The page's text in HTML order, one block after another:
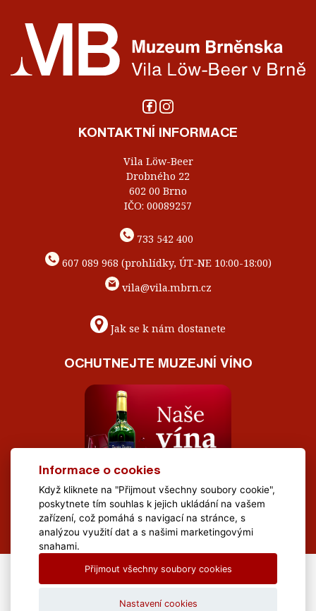
KONTAKTNÍ INFORMACE
Vila Löw-Beer
Drobného 22
602 00 Brno
IČO: 00089257
733 542 400
607 089 968 (prohlídky, ÚT-NE 10:00-18:00)
vila@vila.mbrn.cz
Jak se k nám dostanete
OCHUTNEJTE MUZEJNÍ VÍNO
All Rights Reserved Muzeum Brněnska © 2020, Webdesign by
Informace o cookies
Když kliknete na "Přijmout všechny soubory cookie",
poskytnete tím souhlas k jejich ukládání na vašem
zařízení, což pomáhá s navigací na stránce, s
analýzou využití dat a s našimi marketingovými
snahami.
Přijmout všechny soubory cookies
Nastavení cookies